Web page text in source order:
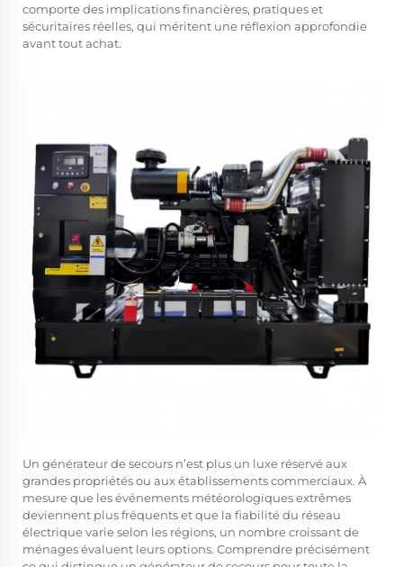
comporte des implications financières, pratiques et
sécuritaires réelles, qui méritent une réflexion approfondie
avant tout achat.
Un générateur de secours n’est plus un luxe réservé aux
grandes propriétés ou aux établissements commerciaux. À
mesure que les événements météorologiques extrêmes
deviennent plus fréquents et que la fiabilité du réseau
électrique varie selon les régions, un nombre croissant de
ménages évaluent leurs options. Comprendre précisément